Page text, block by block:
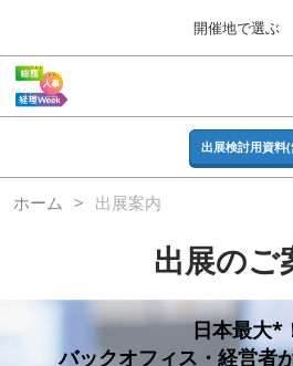
ッ
プ
し
進
む
to
close
the
開催地で選ぶ
2026年11月18日
インテックス大阪 /
ー
バ
ル
ナ
シ
ョ
ン
を
折
り
出展検討用資料
ホーム 出展案内
出展のご
日本最大*
バックオフィス・経営者